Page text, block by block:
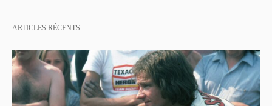
ARTICLES RÉCENTS